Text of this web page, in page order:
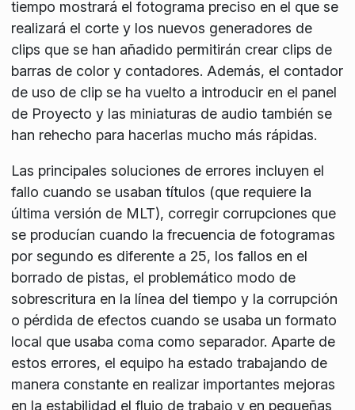
tiempo mostrará el fotograma preciso en el que se
realizará el corte y los nuevos generadores de
clips que se han añadido permitirán crear clips de
barras de color y contadores. Además, el contador
de uso de clip se ha vuelto a introducir en el panel
de Proyecto y las miniaturas de audio también se
han rehecho para hacerlas mucho más rápidas.
Las principales soluciones de errores incluyen el
fallo cuando se usaban títulos (que requiere la
última versión de MLT), corregir corrupciones que
se producían cuando la frecuencia de fotogramas
por segundo es diferente a 25, los fallos en el
borrado de pistas, el problemático modo de
sobrescritura en la línea del tiempo y la corrupción
o pérdida de efectos cuando se usaba un formato
local que usaba coma como separador. Aparte de
estos errores, el equipo ha estado trabajando de
manera constante en realizar importantes mejoras
en la estabilidad el flujo de trabajo y en pequeñas